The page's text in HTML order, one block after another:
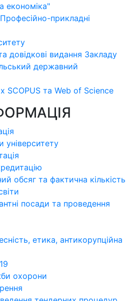
економіка"
прикладні
довідкові видання Закладу
державний
SCOPUS та Web of Science
університету
обсяг та фактична кількість
посади та проведення
етика, антикорупційна
охорони